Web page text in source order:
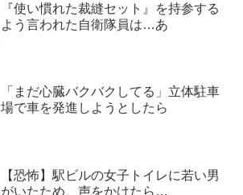
『使い慣れた裁縫セット』を持参する
よう言われた自衛隊員は…あ
「まだ心臓バクバクしてる」立体駐車
場で車を発進しようとしたら
【恐怖】駅ビルの女子トイレに若い男
がいたため、声をかけたら…